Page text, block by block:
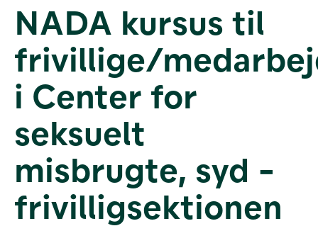
Værktøjer
og viden
Om Velliv
Foreningen
os
NADA kursus til
frivillige/
i Center for
seksuelt
misbrugte, syd -
frivilligsektionen